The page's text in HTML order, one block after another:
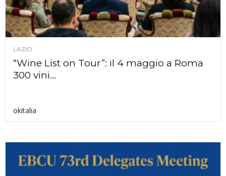
LAZIO
“Wine List on Tour”: il 4 maggio a Roma
300 vini...
okitalia